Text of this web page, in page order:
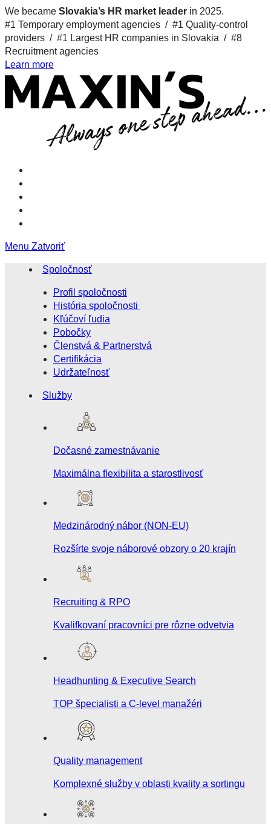
We became Slovakia’s HR market leader in 2025.
#1 Temporary employment agencies / #1 Quality-control
providers / #1 Largest HR companies in Slovakia / #8
Recruitment agencies
Learn more
Menu Zatvoriť
Spoločnosť
Profil spoločnosti
História spoločnosti
Kľúčoví ľudia
Pobočky
Členstvá & Partnerstvá
Certifikácia
Udržateľnosť
Služby
Dočasné zamestnávanie
Maximálna flexibilita a starostlivosť
Medzinárodný nábor (NON-EU)
Rozšírte svoje náborové obzory o 20 krajín
Recruiting & RPO
Kvalifkovaní pracovníci pre rôzne odvetvia
Headhunting & Executive Search
TOP špecialisti a C-level manažéri
Quality management
Komplexné služby v oblasti kvality a sortingu